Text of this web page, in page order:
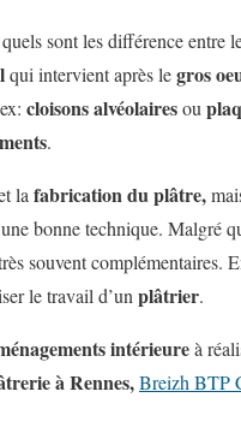
sont les différence entre
qui intervient après legros
cloisons alvéolairesou
.
lafabrication du plâtre,
bonne technique. Malgré
souvent complémentaires.
le travail d’unplâtrier.
intérieureà
à Rennes,Breizh BTP